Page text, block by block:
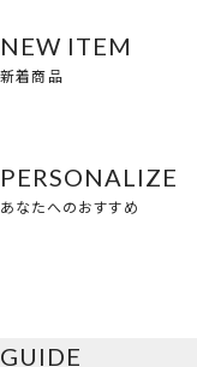
NEW ITEM
新着商品
PERSONALIZE
あなたへのおすすめ
GUIDE